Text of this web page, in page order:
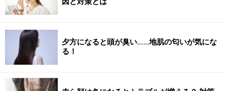
夕方になると頭が臭い……地肌の匂いが気にな
る！